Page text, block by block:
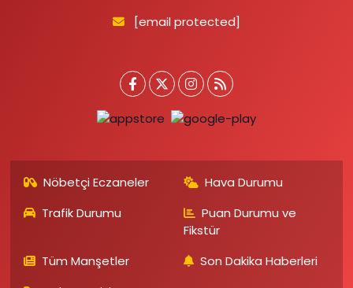
[email protected]
Nöbetçi Eczaneler
Hava Durumu
Trafik Durumu
Puan Durumu ve
Fikstür
Tüm Manşetler
Son Dakika Haberleri